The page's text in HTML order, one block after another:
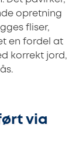
opretning
fliser,
en fordel at
korrekt jord,
via